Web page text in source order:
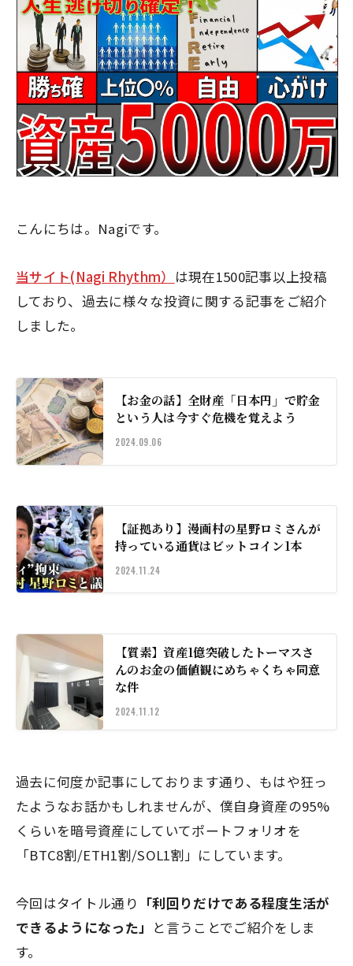
こんにちは。Nagiです。
当サイト(Nagi Rhythm） は現在1500記事以上投稿
しており、過去に様々な投資に関する記事をご紹介
しました。
【お金の話】全財産「日本円」で貯金
という人は今すぐ危機を覚えよう
2024.09.06
【証拠あり】漫画村の星野ロミさんが
持っている通貨はビットコイン1本
2024.11.24
【質素】資産1億突破したトーマスさ
んのお金の価値観にめちゃくちゃ同意
な件
2024.11.12
過去に何度か記事にしております通り、もはや狂っ
たようなお話かもしれませんが、僕自身資産の95%
くらいを暗号資産にしていてポートフォリオを
「BTC8割/ETH1割/SOL1割」にしています。
今回はタイトル通り 「利回りだけである程度生活が
できるようになった」 と言うことでご紹介をしま
す。